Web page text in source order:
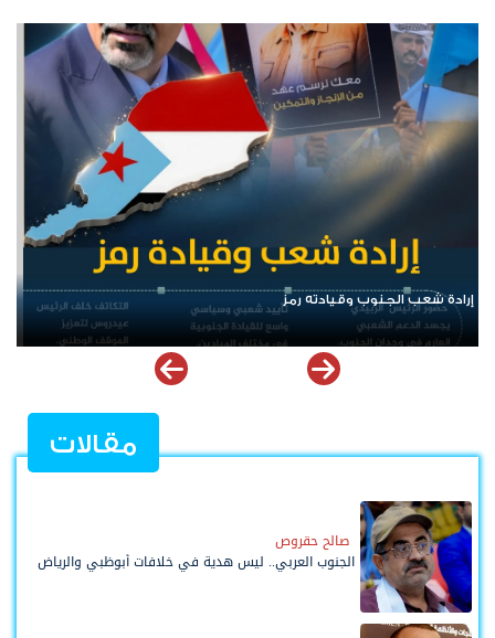
الرئيس عيدروس الزُبيدي.. نبض الجنوب ورمز إرادته
مقالات
صالح حقروص
الجنوب العربي.. ليس هدية في خلافات أبوظبي والرياض